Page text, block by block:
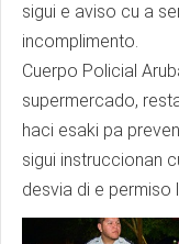
sigui e aviso cu a
incomplimento.
Cuerpo Policial
supermercado,
haci esaki pa
sigui instruccionan
desvia di e permiso